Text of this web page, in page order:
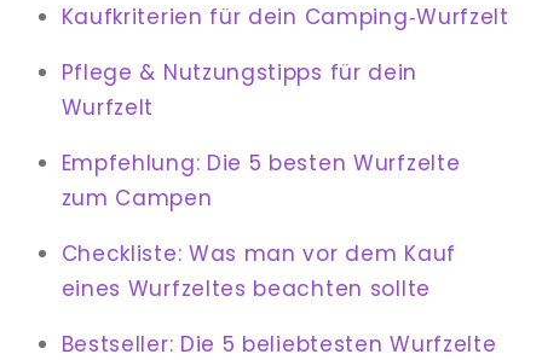
Kaufkriterien für dein Camping‑Wurfzelt
Pflege & Nutzungstipps für dein
Wurfzelt
Empfehlung: Die 5 besten Wurfzelte
zum Campen
Checkliste: Was man vor dem Kauf
eines Wurfzeltes beachten sollte
Bestseller: Die 5 beliebtesten Wurfzelte